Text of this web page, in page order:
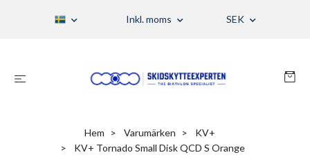
Inkl. moms SEK
Hem Varumärken
KV+
KV+ Tornado Small Disk QCD S Orange